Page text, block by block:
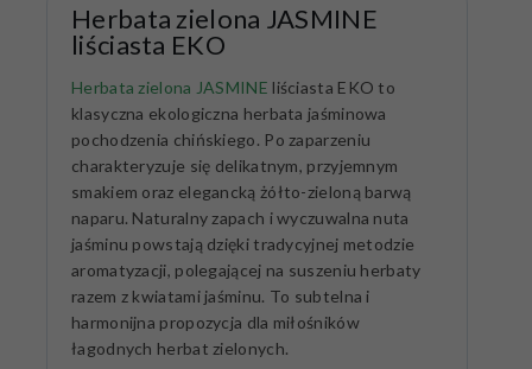
Herbata zielona JASMINE
liściasta EKO
Herbata zielona JASMINE liściasta EKO to
klasyczna ekologiczna herbata jaśminowa
pochodzenia chińskiego. Po zaparzeniu
charakteryzuje się delikatnym, przyjemnym
smakiem oraz elegancką żółto-zieloną barwą
naparu. Naturalny zapach i wyczuwalna nuta
jaśminu powstają dzięki tradycyjnej metodzie
aromatyzacji, polegającej na suszeniu herbaty
razem z kwiatami jaśminu. To subtelna i
harmonijna propozycja dla miłośników
łagodnych herbat zielonych.